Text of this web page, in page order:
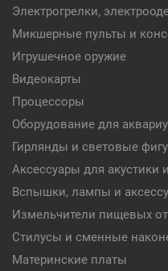
Электрогрелки,
Микшерные пульты и
Игрушечное оружие
Видеокарты
Процессоры
Оборудование для
Гирлянды и световые
Аксессуары для акустики
Вспышки, лампы и
Измельчители пищевых
Стилусы и сменные
Материнские платы